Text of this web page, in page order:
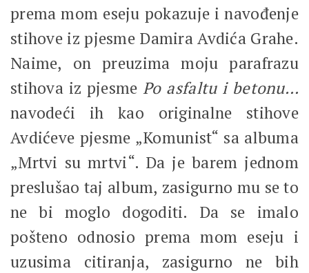
prema mom eseju pokazuje i navođenje
stihove iz pjesme Damira Avdića Grahe.
Naime, on preuzima moju parafrazu
stihova iz pjesmePo asfaltu i betonu…
navodeći ih kao originalne stihove
Avdićeve pjesme „Komunist“ sa albuma
„Mrtvi su mrtvi“. Da je barem jednom
preslušao taj album, zasigurno mu se to
ne bi moglo dogoditi. Da se imalo
pošteno odnosio prema mom eseju i
uzusima citiranja, zasigurno ne bih